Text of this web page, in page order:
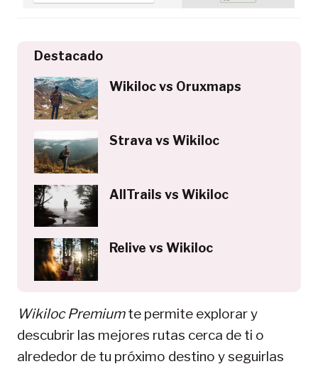
Destacado
Wikiloc vs Oruxmaps
Strava vs Wikiloc
AllTrails vs Wikiloc
Relive vs Wikiloc
Wikiloc Premiumte permite explorar y
descubrir las mejores rutas cerca de ti o
alrededor de tu próximo destino y seguirlas